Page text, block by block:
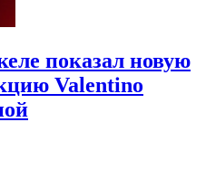
показал новую
Valentino